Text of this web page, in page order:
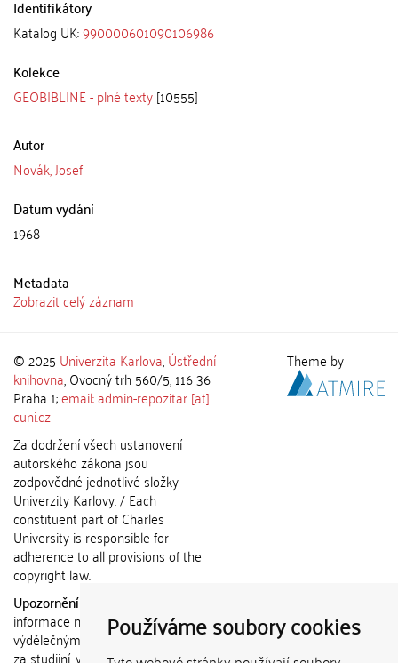
Používáme soubory cookies
Identifikátory
Katalog UK:990000601090106986
Kolekce
GEOBIBLINE - plné texty[10555]
Autor
Novák, Josef
Datum vydání
1968
Metadata
Zobrazit celý záznam
© 2025 Univerzita Karlova,Ústřední
knihovna, Ovocný trh 560/5, 116 36
Praha 1;email: admin-repozitar [at]
cuni.cz
Za dodržení všech ustanovení
autorského zákona jsou
zodpovědné jednotlivé složky
Univerzity Karlovy. / Each
constituent part of Charles
University is responsible for
adherence to all provisions of the
copyright law.
Upozornění / Notice:
informace nemohou být použity k
výdělečným účelům nebo vydávány
za studijní, vědeckou nebo jinou
Theme by